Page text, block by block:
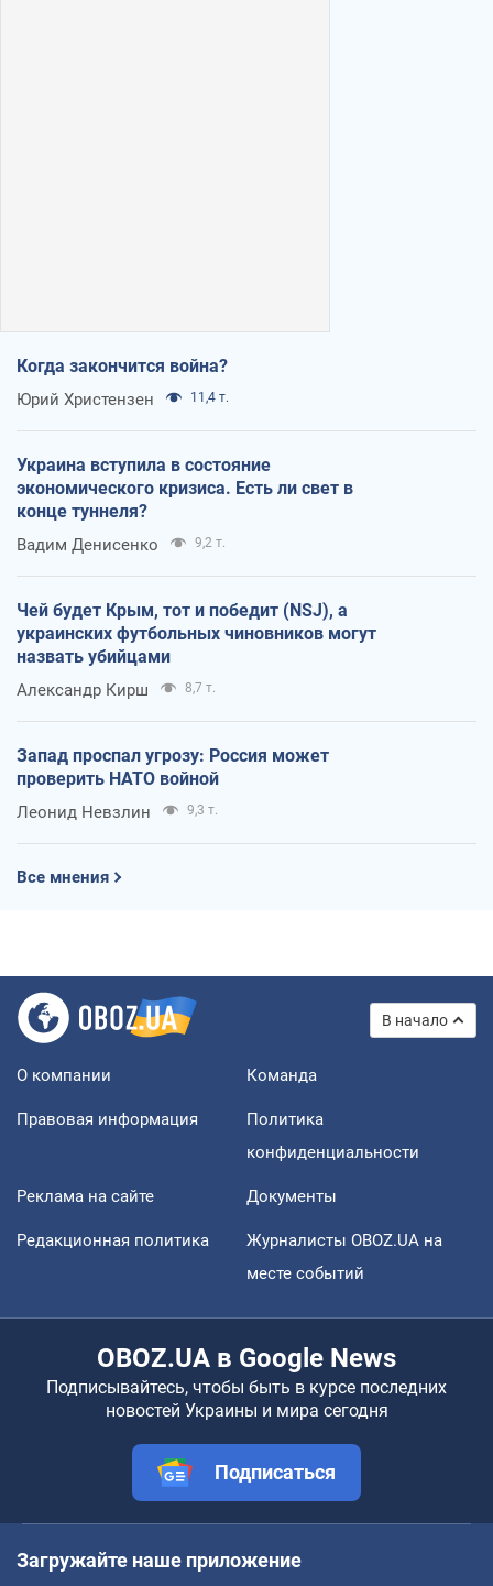
Когда закончится война?
Юрий Христензен 11,4 т.
Украина вступила в состояние
экономического кризиса. Есть ли свет в
конце туннеля?
Вадим Денисенко 9,2 т.
Чей будет Крым, тот и победит (NSJ), а
украинских футбольных чиновников могут
назвать убийцами
Александр Кирш 8,7 т.
Запад проспал угрозу: Россия может
проверить НАТО войной
Леонид Невзлин 9,3 т.
Все мнения
В начало
О компании Команда
Правовая информация
Политика
конфиденциальности
Реклама на сайте Документы
Редакционная политика
Журналисты OBOZ.UA на
месте событий
OBOZ.UA в Google News
Подписывайтесь, чтобы быть в курсе последних
новостей Украины и мира сегодня
Подписаться
Загружайте наше приложение